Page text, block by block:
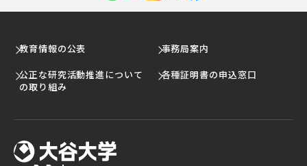
教育情報の公表
事務局案内
公正な研究活動推進について
の取り組み
各種証明書の申込窓口